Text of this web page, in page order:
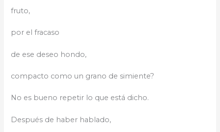
fruto,
por el fracaso
de ese deseo hondo,
compacto como un grano de simiente?
No es bueno repetir lo que está dicho.
Después de haber hablado,